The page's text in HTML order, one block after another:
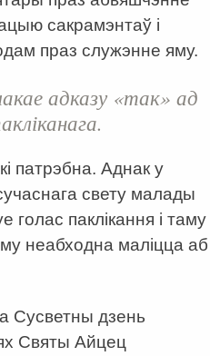
сакрамэнтаў і
праз служэнне яму.
адказу «так» ад
патрэбна. Аднак у
свету малады
голас паклікання і таму
неабходна маліцца аб
Сусветны дзень
Святы Айцец